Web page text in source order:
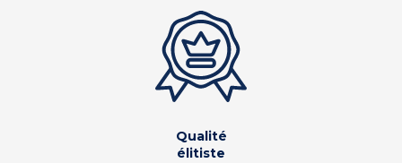
Qualité
élitiste